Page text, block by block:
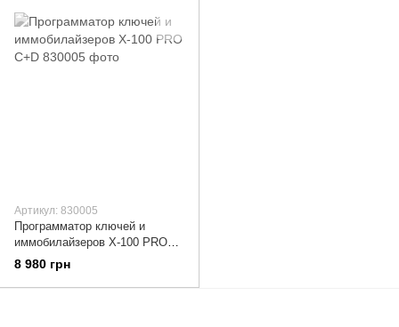
Артикул: 830005
Программатор ключей и
иммобилайзеров X-100 PRO
C+D
8 980 грн